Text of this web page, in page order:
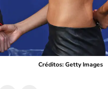
Créditos: Getty Images